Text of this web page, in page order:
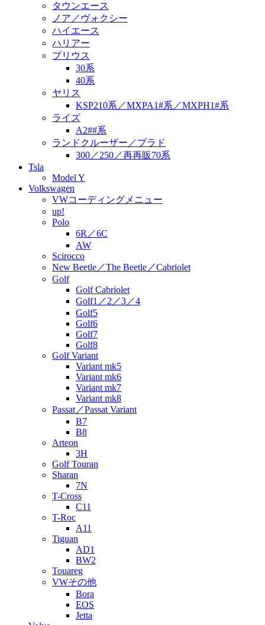
タウンエース
ノア／ヴォクシー
ハイエース
ハリアー
プリウス
30系
40系
ヤリス
KSP210系／MXPA1#系／MXPH1#系
ライズ
A2##系
ランドクルーザー／プラド
300／250／再再販70系
Tsla
Model Y
Volkswagen
VWコーディングメニュー
up!
Polo
6R／6C
AW
Scirocco
New Beetle／The Beetle／Cabriolet
Golf
Golf Cabriolet
Golf1／2／3／4
Golf5
Golf6
Golf7
Golf8
Golf Variant
Variant mk5
Variant mk6
Variant mk7
Variant mk8
Passat／Passat Variant
B7
B8
Arteon
3H
Golf Touran
Sharan
7N
T-Cross
C11
T-Roc
A11
Tiguan
AD1
BW2
Touareg
VWその他
Bora
EOS
Jetta